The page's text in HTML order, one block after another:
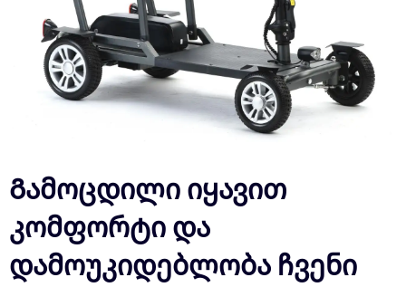
Გამოცდილი იყავით
კომფორტი და
დამოუკიდებლობა ჩვენი